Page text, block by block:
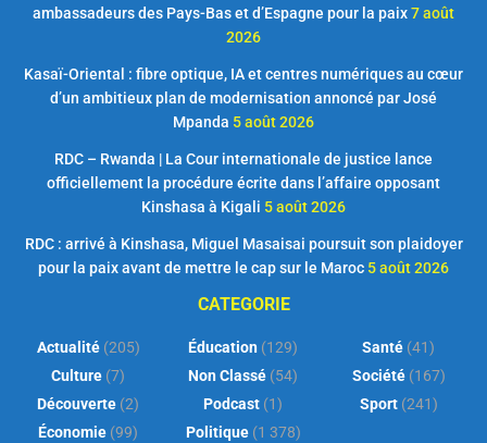
ambassadeurs des Pays-Bas et d’Espagne pour la paix7 août
2026
Kasaï-Oriental : fibre optique, IA et centres numériques au cœur
d’un ambitieux plan de modernisation annoncé par José
Mpanda 5 août 2026
RDC – Rwanda | La Cour internationale de justice lance
officiellement la procédure écrite dans l’affaire opposant
Kinshasa à Kigali 5 août 2026
RDC : arrivé à Kinshasa, Miguel Masaisai poursuit son plaidoyer
pour la paix avant de mettre le cap sur le Maroc 5 août 2026
CATEGORIE
Actualité(205)
Culture (7)
Découverte (2)
Économie (99)
Éducation (129)
Non Classé (54)
Podcast (1)
Politique(1 378)
Santé (41)
Société(167)
Sport(241)